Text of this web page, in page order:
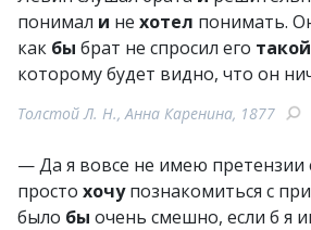
понимал и не хотел понимать.
как бы брат не спросил его такой
которому будет видно, что он
Толстой Л. Н., Анна Каренина, 1877
— Да я вовсе не имею претензии
просто хочупознакомиться с
было бы очень смешно, если б я